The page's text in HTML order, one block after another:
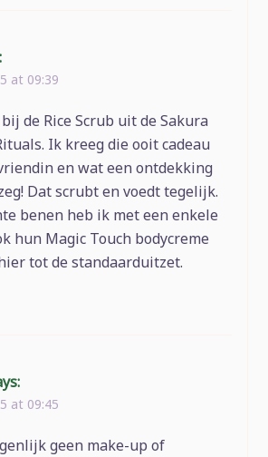
at 09:39
de Rice Scrub uit de Sakura
Ik kreeg die ooit cadeau
en wat een ontdekking
Dat scrubt en voedt tegelijk.
benen heb ik met een enkele
hun Magic Touch bodycreme
tot de standaarduitzet.
at 09:45
geen make-up of